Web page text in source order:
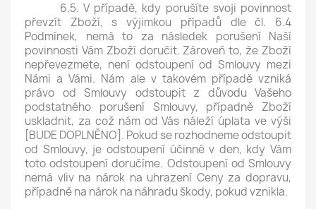
6.5. V případě, kdy porušíte svoji povinnost
převzít Zboží, s výjimkou případů dle čl. 6.4
Podmínek, nemá to za následek porušení Naší
povinnosti Vám Zboží doručit. Zároveň to, že Zboží
nepřevezmete, není odstoupení od Smlouvy mezi
Námi a Vámi. Nám ale v takovém případě vzniká
právo od Smlouvy odstoupit z důvodu Vašeho
podstatného porušení Smlouvy, případně Zboží
uskladnit, za což nám od Vás náleží úplata ve výši
[BUDE DOPLNĚNO]. Pokud se rozhodneme odstoupit
od Smlouvy, je odstoupení účinné v den, kdy Vám
toto odstoupení doručíme. Odstoupení od Smlouvy
nemá vliv na nárok na uhrazení Ceny za dopravu,
případně na nárok na náhradu škody, pokud vznikla.